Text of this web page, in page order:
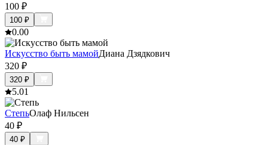
100 ₽
100 ₽
0.00
Искусство быть мамойДиана Дзядкович
320 ₽
320 ₽
5.01
СтепьОлаф Нильсен
40 ₽
40 ₽